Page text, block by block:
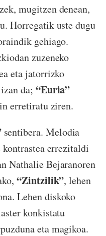
mugitzen denean,
Horregatik uste dugu
gehiago.
zuzeneko
eta jatorrizko
da; “Euria”
erretiratu ziren.
sentibera. Melodia
errezitaldi
Nathalie Bejaranoren
“Zintzilik”, lehen
Lehen diskoko
konkistatu
eta magikoa.